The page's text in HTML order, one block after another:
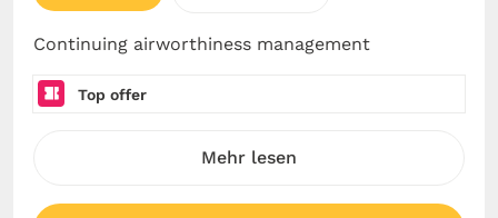
Continuing airworthiness management
Top offer
Mehr lesen